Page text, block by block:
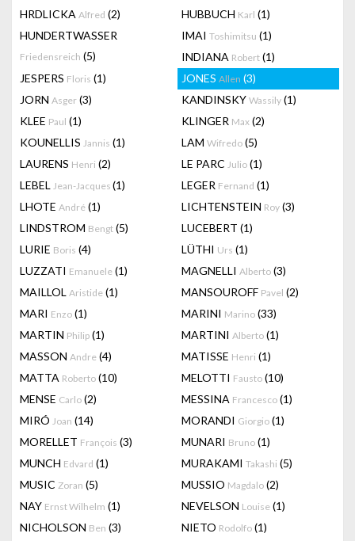
HRDLICKA Alfred (2) HUBBUCH Karl (1)
HUNDERTWASSER
Friedensreich (5)
IMAI Toshimitsu (1)
INDIANA Robert (1)
JESPERS Floris (1) JONES Allen (3)
JORN Asger (3) KANDINSKY Wassily (1)
KLEE Paul (1) KLINGER Max (2)
KOUNELLIS Jannis (1) LAM Wifredo (5)
LAURENS Henri (2) LE PARC Julio (1)
LEBEL Jean-Jacques (1) LEGER Fernand (1)
LHOTE André (1) LICHTENSTEIN Roy (3)
LINDSTROM Bengt (5) LUCEBERT (1)
LURIE Boris (4) LÜTHI Urs (1)
LUZZATI Emanuele (1) MAGNELLI Alberto (3)
MAILLOL Aristide (1) MANSOUROFF Pavel (2)
MARI Enzo (1) MARINI Marino (33)
MARTIN Philip (1) MARTINI Alberto (1)
MASSON Andre (4) MATISSE Henri (1)
MATTA Roberto (10) MELOTTI Fausto (10)
MENSE Carlo (2) MESSINA Francesco (1)
MIRÓ Joan (14) MORANDI Giorgio (1)
MORELLET François (3) MUNARI Bruno (1)
MUNCH Edvard (1) MURAKAMI Takashi (5)
MUSIC Zoran (5) MUSSIO Magdalo (2)
NAY Ernst Wilhelm (1) NEVELSON Louise (1)
NICHOLSON Ben (3) NIETO Rodolfo (1)